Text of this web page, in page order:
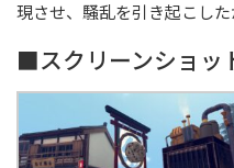
現させ、騒乱を引き起こした
■スクリーンショッ